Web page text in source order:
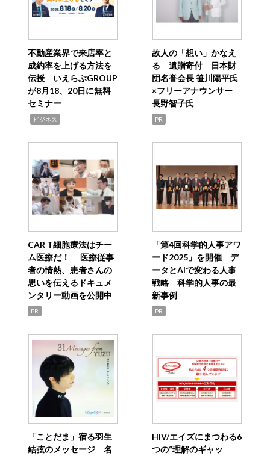
不動産業界で来店率と
成約率を上げる方法を
伝授 いえらぶGROUP
が8月18、20日に無料
セミナー
ビジネス
故人の「想い」かなえ
る 遺贈寄付 日本財
団名誉会長 笹川陽平氏
×フリーアナウンサー
長野智子氏
PR
CAR T細胞療法はチー
ム医療だ！ 医療従事
者の情熱、患者さんの
思いを伝えるドキュメ
ンタリー動画を公開中
PR
「第4回科学的人事アワ
ード2025」を開催 デ
ータとAIで変わる人事
戦略 科学的人事の最
新事例
PR
「ことだま」宿る羽生
結弦のメッセージ 名
HIV/エイズにまつわる6
つの“理解のギャッ